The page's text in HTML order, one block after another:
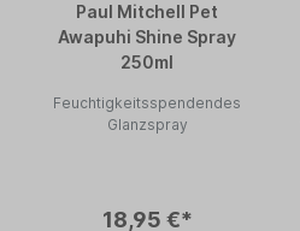
Paul Mitchell Pet
Awapuhi Shine Spray
250ml
Feuchtigkeitsspendendes
Glanzspray
18,95 €*